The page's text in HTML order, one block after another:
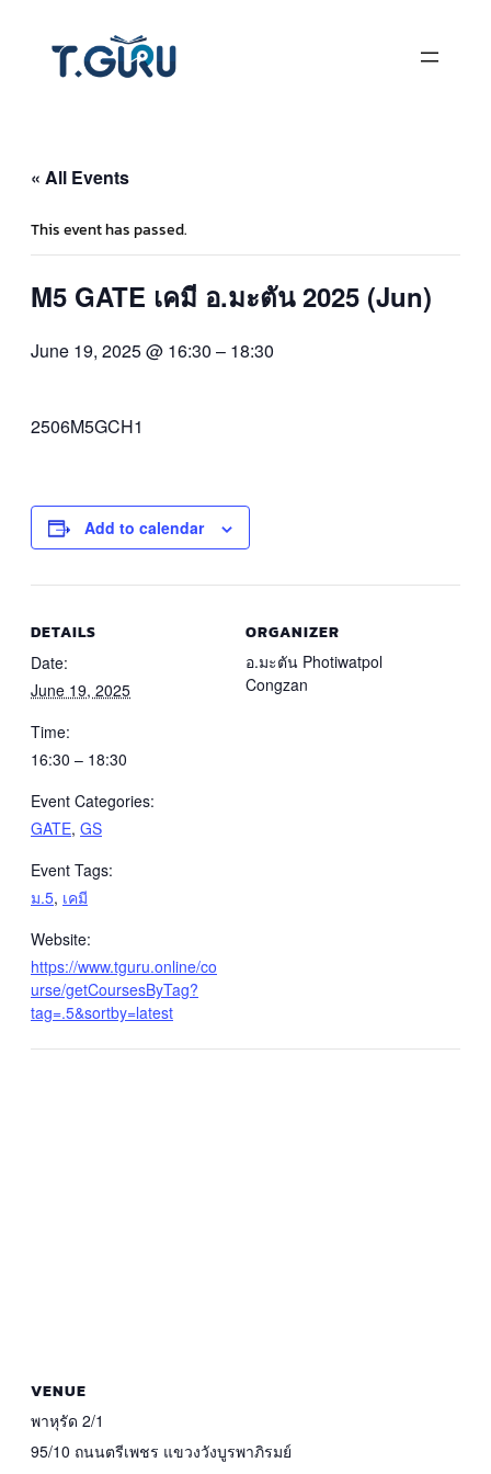
« All Events
This event has passed.
M5 GATE เคมี อ.มะตัน 2025 (Jun)
June 19, 2025 @ 16:30 – 18:30
2506M5GCH1
Add to calendar
DETAILS
Date:
June 19, 2025
Time:
16:30 – 18:30
Event Categories:
GATE, GS
Event Tags:
ม.5, เคมี
Website:
https://www.tguru.online/co
urse/getCoursesByTag?
tag=.5&sortby=latest
ORGANIZER
อ.มะตัน Photiwatpol
Congzan
VENUE
พาหุรัด 2/1
95/10 ถนนตรีเพชร แขวงวังบูรพาภิรมย์